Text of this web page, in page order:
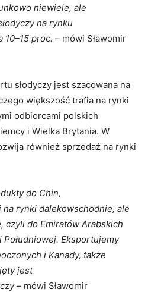
niewiele, ale
na rynku
proc. – mówi Sławomir
słodyczy jest szacowana na
większość trafia na rynki
odbiorcami polskich
i Wielka Brytania. W
również sprzedaż na rynki
do Chin,
rynki dalekowschodnie, ale
do Emiratów Arabskich
Południowej. Eksportujemy
i Kanady, także
jest
– mówi Sławomir